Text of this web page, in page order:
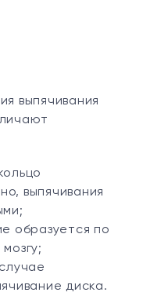
выпячивания
выпячивания
образуется по
диска.